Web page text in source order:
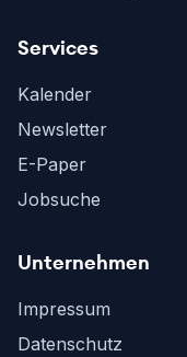
Services
Kalender
Newsletter
E-Paper
Jobsuche
Unternehmen
Impressum
Datenschutz